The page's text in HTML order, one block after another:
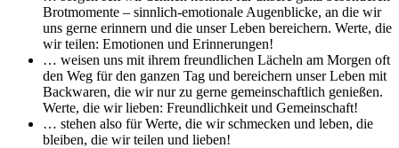
Brotmomente – sinnlich-emotionale Augenblicke, an die wir
uns gerne erinnern und die unser Leben bereichern. Werte, die
wir teilen: Emotionen und Erinnerungen!
… weisen uns mit ihrem freundlichen Lächeln am Morgen oft
den Weg für den ganzen Tag und bereichern unser Leben mit
Backwaren, die wir nur zu gerne gemeinschaftlich genießen.
Werte, die wir lieben: Freundlichkeit und Gemeinschaft!
… stehen also für Werte, die wir schmecken und leben, die
bleiben, die wir teilen und lieben!